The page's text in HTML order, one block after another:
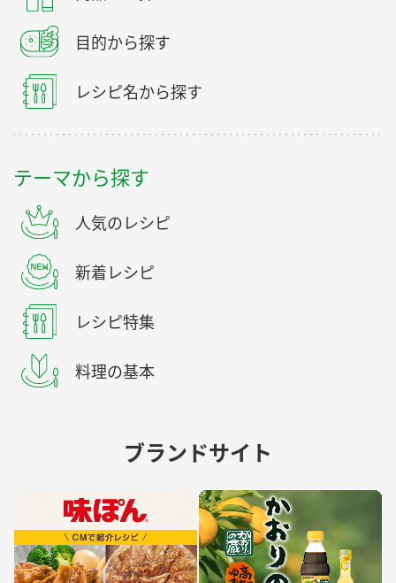
目的から探す
レシピ名から探す
テーマから探す
人気のレシピ
新着レシピ
レシピ特集
料理の基本
ブランドサイト